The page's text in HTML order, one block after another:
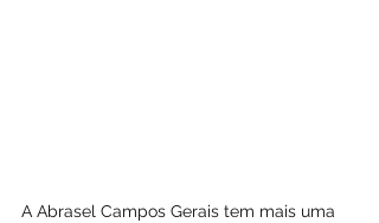
A Abrasel Campos Gerais tem mais uma